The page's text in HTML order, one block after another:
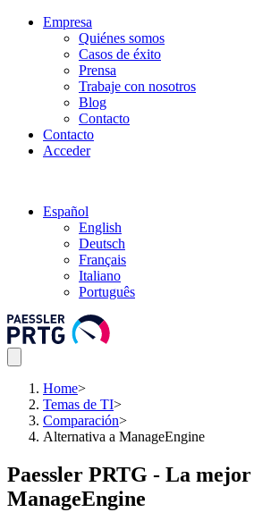
Empresa
Quiénes somos
Casos de éxito
Prensa
Trabaje con nosotros
Blog
Contacto
Contacto
Acceder
Español
English
Deutsch
Français
Italiano
Português
Home>
Temas de TI>
Comparación>
Alternativa a ManageEngine
Paessler PRTG - La
ManageEngine